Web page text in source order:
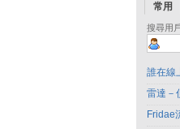
常用
搜尋用
誰在線
雷達－
Fridae